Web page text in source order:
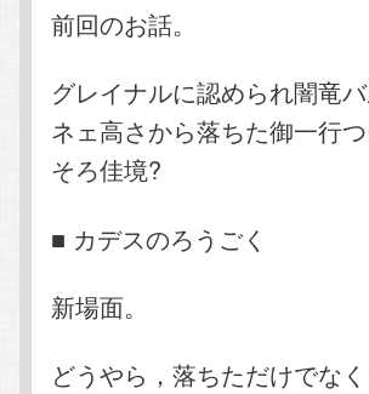
前回のお話。
グレイナルに認められ闇竜
ネェ高さから落ちた御一行
そろ佳境?
■ カデスのろうごく
新場面。
どうやら，落ちただけでな